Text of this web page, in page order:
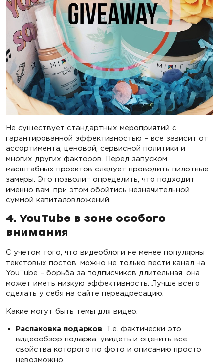
Не существует стандартных мероприятий с
гарантированной эффективностью – все зависит от
ассортимента, ценовой, сервисной политики и
многих других факторов. Перед запуском
масштабных проектов следует проводить пилотные
замеры. Это позволит определить, что подходит
именно вам, при этом обойтись незначительной
суммой капиталовложений.
4. YouTube в зоне особого
внимания
С учетом того, что видеоблоги не менее популярны
текстовых постов, можно не только вести канал на
YouTube – борьба за подписчиков длительная, она
может иметь низкую эффективность. Лучше всего
сделать у себя на сайте переадресацию.
Какие могут быть темы для видео:
Распаковка подарков . Т.е. фактически это
видеообзор подарка, увидеть и оценить все
свойства которого по фото и описанию просто
невозможно.